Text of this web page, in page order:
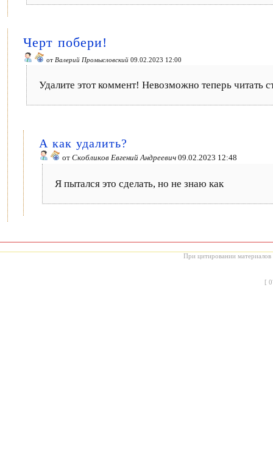
Черт побери!
от Валерий Промысловский 09.02.2023 12:00
Удалите этот коммент! Невозможно теперь читать
А как удалить?
от Скобликов Евгений Андреевич 09.02.2023 12:48
Я пытался это сделать, но не знаю как
При цитировании материалов
[